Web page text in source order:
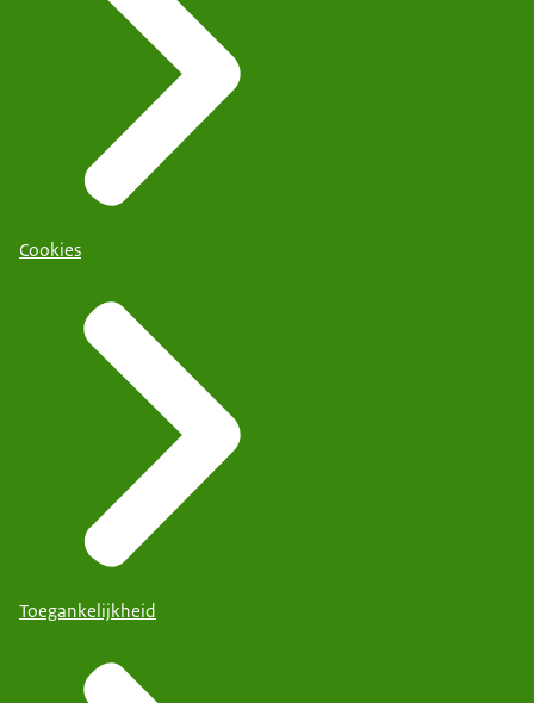
Cookies
Toegankelijkheid